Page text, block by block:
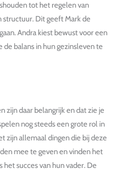
tot het regelen van
structuur. Dit geeft Mark de
Andra kiest bewust voor een
balans in hun gezinsleven te
zijn daar belangrijk en dat zie je
nog steeds een grote rol in
zijn allemaal dingen die bij deze
mee te geven en vinden het
het succes van hun vader. De